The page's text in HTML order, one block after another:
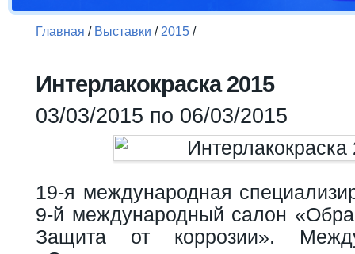
Главная / Выставки / 2015 /
Интерлакокраска 2015
03/03/2015 по 06/03/2015
19-я международная
9-й международный салон
Защита от коррозии».